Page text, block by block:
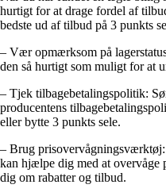
hurtigt for at drage fordel af
bedste ud af tilbud på 3 punkts
– Vær opmærksom på
den så hurtigt som muligt for at
– Tjek tilbagebetalingspolitik:
producentens
eller bytte 3 punkts sele.
– Brug
kan hjælpe dig med at overvåge
dig om rabatter og tilbud.